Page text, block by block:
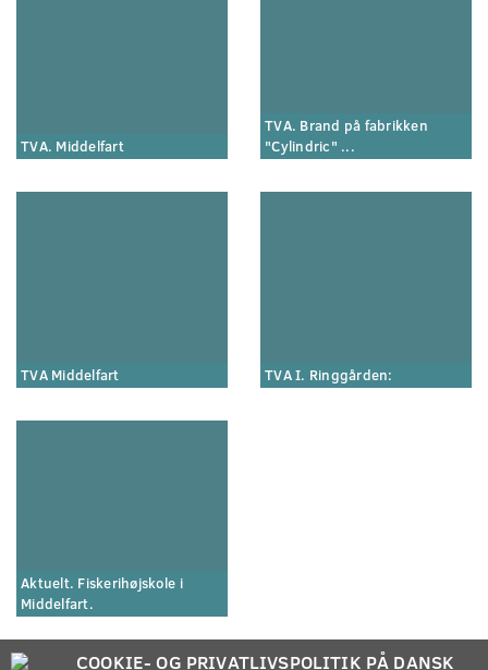
TVA. Middelfart
TVA. Brand på fabrikken
"Cylindric" ...
TVA Middelfart TVA I. Ringgården:
Aktuelt. Fiskerihøjskole i
Middelfart.
COOKIE- OG PRIVATLIVSPOLITIK PÅ DANSK